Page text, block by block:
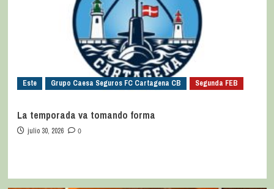
Este Grupo Caesa Seguros FC Cartagena CB Segunda FEB
La temporada va tomando forma
julio 30, 2026 0